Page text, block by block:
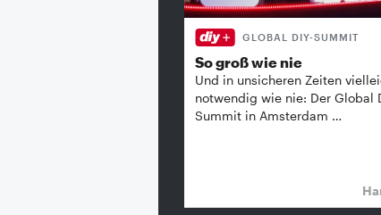
GLOBAL DIY-SUMMIT
So groß wie nie
Und in unsicheren Zeiten
notwendig wie nie: Der Global
Summit in Amsterdam …